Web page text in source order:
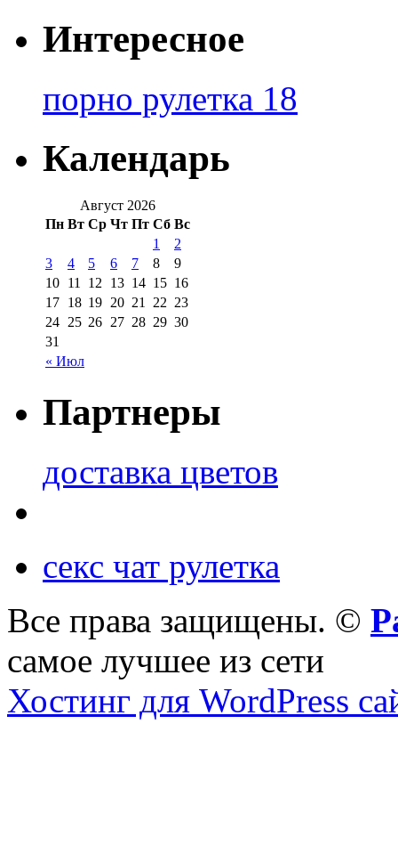
Интересное
порно рулетка 18
Календарь
Август 2026
Пн Вт Ср Чт Пт Сб Вс
« Июл
1
2
3
4 5 6 7 8
9
10 11 12 13 14 15 16
17 18 19 20 21 22 23
24 25 26 27 28 29 30
31
Партнеры
доставка цветов
секс чат рулетка
Все права защищены. ©
самое лучшее из сети
Хостинг для WordPress